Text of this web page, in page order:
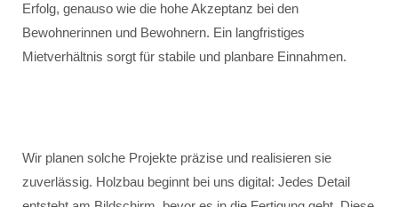
Erfolg, genauso wie die hohe Akzeptanz bei den
Bewohnerinnen und Bewohnern. Ein langfristiges
Mietverhältnis sorgt für stabile und planbare Einnahmen.
Wir planen solche Projekte präzise und realisieren sie
zuverlässig. Holzbau beginnt bei uns digital: Jedes Detail